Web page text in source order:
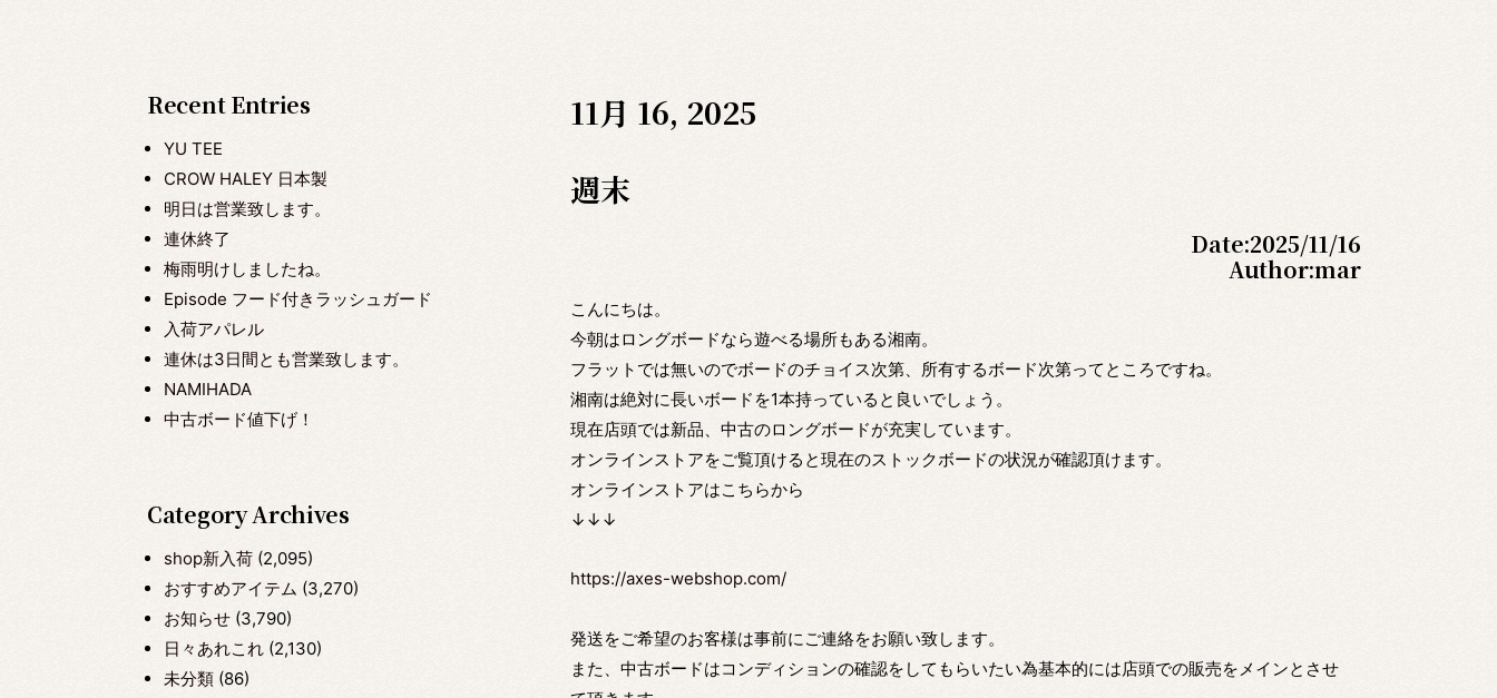
Recent Entries
YU TEE
CROW HALEY 日本製
明日は営業致します。
連休終了
梅雨明けしましたね。
Episode フード付きラッシュガード
入荷アパレル
連休は3日間とも営業致します。
NAMIHADA
中古ボード値下げ！
Category Archives
shop新入荷 (2,095)
おすすめアイテム (3,270)
お知らせ (3,790)
日々あれこれ (2,130)
未分類 (86)
11月 16, 2025
週末
Date:2025/11/16
Author:mar
こんにちは。
今朝はロングボードなら遊べる場所もある湘南。
フラットでは無いのでボードのチョイス次第、所有するボード次第ってところですね。
湘南は絶対に長いボードを1本持っていると良いでしょう。
現在店頭では新品、中古のロングボードが充実しています。
オンラインストアをご覧頂けると現在のストックボードの状況が確認頂けます。
オンラインストアはこちらから
↓↓↓
https://axes-webshop.com/
発送をご希望のお客様は事前にご連絡をお願い致します。
また、中古ボードはコンディションの確認をしてもらいたい為基本的には店頭での販売をメインとさせ